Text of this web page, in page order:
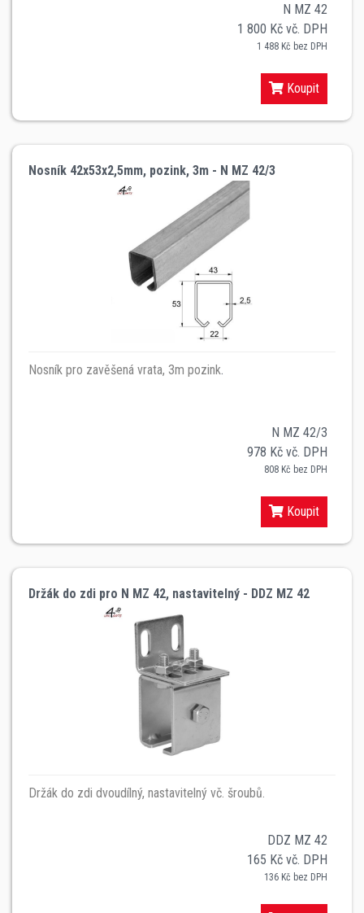
N MZ 42
1 800 Kč vč. DPH
1 488 Kč bez DPH
Koupit
Nosník 42x53x2,5mm, pozink, 3m - N MZ 42/3
Nosník pro zavěšená vrata, 3m pozink.
N MZ 42/3
978 Kč vč. DPH
808 Kč bez DPH
Koupit
Držák do zdi pro N MZ 42, nastavitelný - DDZ MZ 42
Držák do zdi dvoudílný, nastavitelný vč. šroubů.
DDZ MZ 42
165 Kč vč. DPH
136 Kč bez DPH